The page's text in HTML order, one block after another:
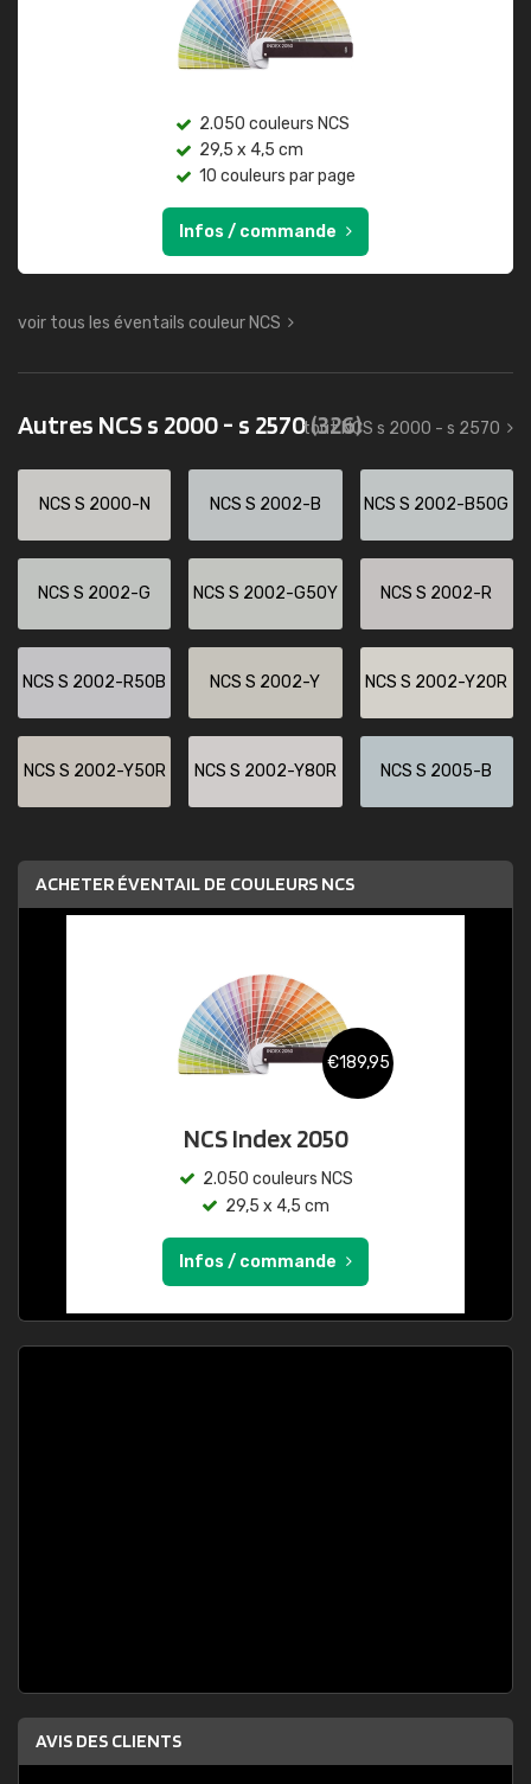
2.050 couleurs NCS
29,5 x 4,5 cm
10 couleurs par page
Infos / commande
voir tous les éventails couleur NCS
Autres NCS s 2000 - s 2570(326)
tout NCS s 2000 - s 2570
NCS S 2000-N NCS S 2002-B NCS S 2002-B50G
NCS S 2002-G NCS S 2002-G50Y NCS S 2002-R
NCS S 2002-R50B NCS S 2002-Y NCS S 2002-Y20R
NCS S 2002-Y50R NCS S 2002-Y80R NCS S 2005-B
ACHETER ÉVENTAIL DE COULEURS NCS
€189,95
NCS Index 2050
2.050 couleurs NCS
29,5 x 4,5 cm
Infos / commande
AVIS DES CLIENTS